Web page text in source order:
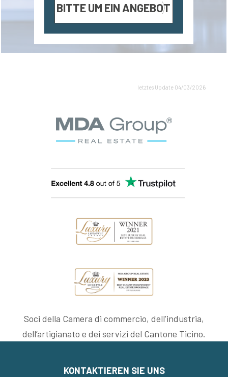
BITTE UM EIN ANGEBOT
letztes Update 04/03/2026
Soci della Camera di commercio, dell’industria,
dell’artigianato e dei servizi del Cantone Ticino.
KONTAKTIEREN SIE UNS